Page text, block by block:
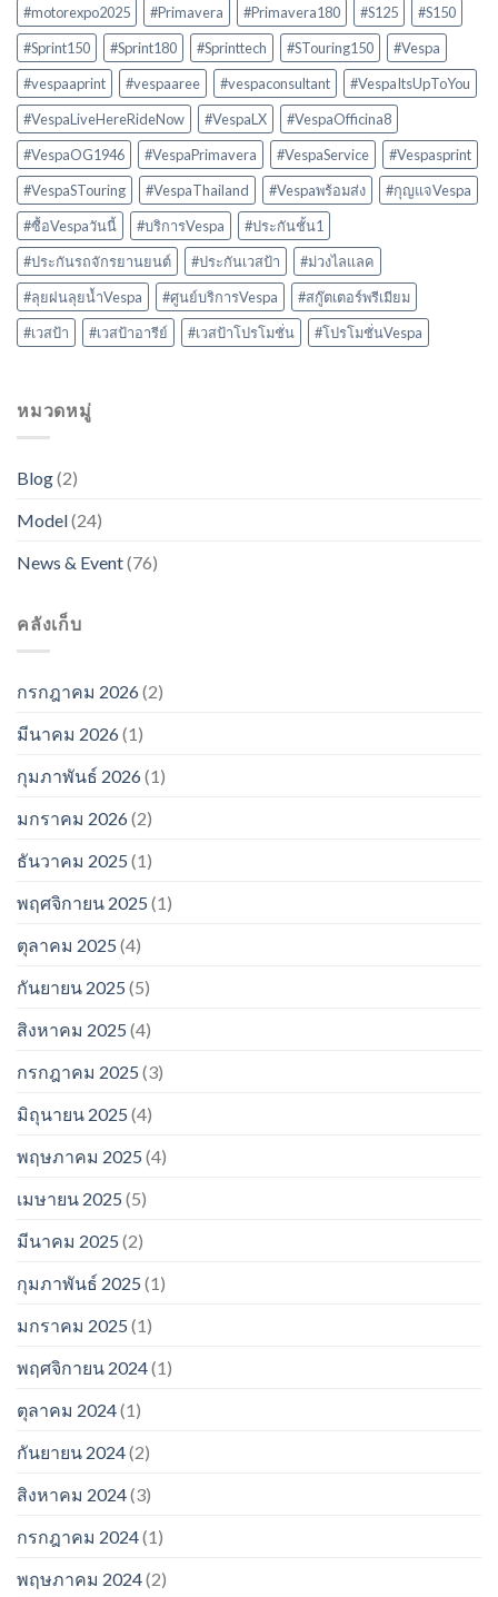
#motorexpo2025 #Primavera #Primavera180 #S125
#S150
#Sprint150
#Sprint180 #Sprinttech #STouring150
#Vespa
#vespaaprint
#vespaaree #vespaconsultant
#VespaItsUpToYou
#VespaLiveHereRideNow
#VespaLX
#VespaOfficina8
#VespaOG1946
#VespaPrimavera #VespaService
#Vespasprint
#VespaSTouring
#VespaThailand #Vespaพร้อมส่ง
#กุญแจVespa
#ซื้อVespaวันนี้
#บริการVespa
#ประกันชั้น1
#ประกันรถจักรยานยนต์
#ประกันเวสป้า
#ม่วงไลแลค
#ลุยฝนลุยน้ำVespa
#ศูนย์บริการVespa
#สกู๊ตเตอร์พรีเมียม
#เวสป้า
#เวสป้าอารีย์ #เวสป้าโปรโมชั่น #โปรโมชั่นVespa
หมวดหมู่
Blog(2)
Model(24)
News & Event(76)
คลังเก็บ
กรกฎาคม 2026(2)
มีนาคม 2026(1)
กุมภาพันธ์ 2026(1)
มกราคม 2026(2)
ธันวาคม 2025 (1)
พฤศจิกายน 2025 (1)
ตุลาคม 2025 (4)
กันยายน 2025 (5)
สิงหาคม 2025 (4)
กรกฎาคม 2025 (3)
มิถุนายน 2025 (4)
พฤษภาคม 2025 (4)
เมษายน 2025 (5)
มีนาคม 2025 (2)
กุมภาพันธ์ 2025 (1)
มกราคม 2025 (1)
พฤศจิกายน 2024(1)
ตุลาคม 2024(1)
กันยายน 2024(2)
สิงหาคม 2024(3)
กรกฎาคม 2024(1)
พฤษภาคม 2024(2)